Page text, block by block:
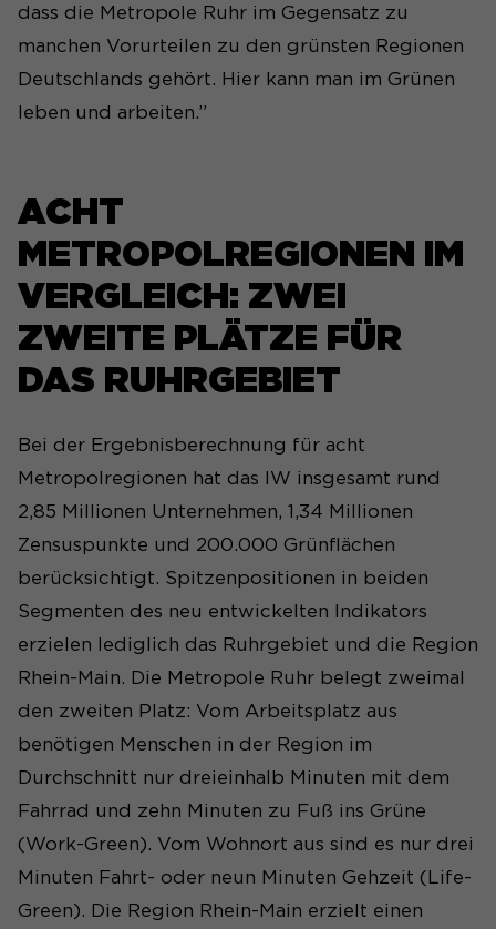
dass die Metropole Ruhr im Gegensatz zu
manchen Vorurteilen zu den grünsten Regionen
Deutschlands gehört. Hier kann man im Grünen
leben und arbeiten.”
ACHT
METROPOLREGIONEN IM
VERGLEICH: ZWEI
ZWEITE PLÄTZE FÜR
DAS RUHRGEBIET
Bei der Ergebnisberechnung für acht
Metropolregionen hat das IW insgesamt rund
2,85 Millionen Unternehmen, 1,34 Millionen
Zensuspunkte und 200.000 Grünflächen
berücksichtigt. Spitzenpositionen in beiden
Segmenten des neu entwickelten Indikators
erzielen lediglich das Ruhrgebiet und die Region
Rhein-Main. Die Metropole Ruhr belegt zweimal
den zweiten Platz: Vom Arbeitsplatz aus
benötigen Menschen in der Region im
Durchschnitt nur dreieinhalb Minuten mit dem
Fahrrad und zehn Minuten zu Fuß ins Grüne
(Work-Green). Vom Wohnort aus sind es nur drei
Minuten Fahrt- oder neun Minuten Gehzeit (Life-
Green). Die Region Rhein-Main erzielt einen